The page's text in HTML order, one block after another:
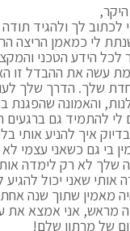
לכתוב לך ולהגיד
לי כמאמן הריצה
לכל הידע הטכני
עשה את ההבדל זו
שלך. הדרך שלך
והאמונה שהפגנת
לי להתמיד גם ברגעים
איך להניע אותי
בי גם כשאני עצמי
שלך לא רק לימדה
אותי שאני יכול
מאמין שתוך שנה
מראש, אני אמצא את
של מרתון שלם!